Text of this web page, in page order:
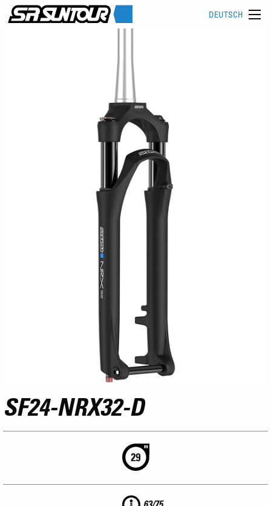
DEUTSCH
SF24-NRX32-D